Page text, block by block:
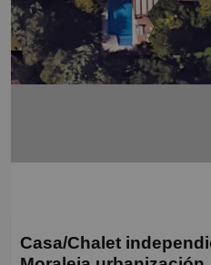
Casa/Chalet